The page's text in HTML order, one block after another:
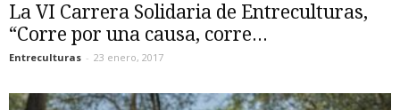
La VI Carrera Solidaria de Entreculturas,
“Corre por una causa, corre...
Entreculturas - 23 enero, 2017